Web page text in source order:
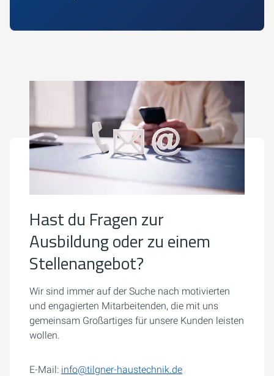
Hast du Fragen zur
Ausbildung oder zu einem
Stellenangebot?
Wir sind immer auf der Suche nach motivierten
und engagierten Mitarbeitenden, die mit uns
gemeinsam Großartiges für unsere Kunden leisten
wollen.
E-Mail: info@tilgner-haustechnik.de